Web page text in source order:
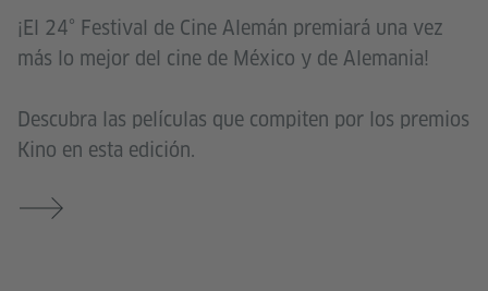
¡El 24° Festival de Cine Alemán premiará una vez
más lo mejor del cine de México y de Alemania!
Descubra las películas que compiten por los premios
Kino en esta edición.